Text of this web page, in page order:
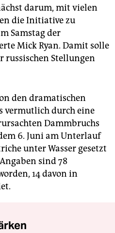
darum, mit vielen
die Initiative zu
Samstag der
Mick Ryan. Damit solle
russischen Stellungen
den dramatischen
vermutlich durch eine
Dammbruchs
6. Juni am Unterlauf
unter Wasser gesetzt
sind 78
14 davon in